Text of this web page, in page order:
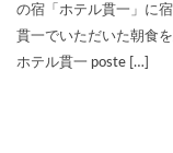
の宿「ホテル貫一」に
貫一でいただいた朝食
ホテル貫一 poste […]